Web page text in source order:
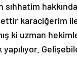
sıhhatim
karaciğerim
ki uzman
yapılıyor.